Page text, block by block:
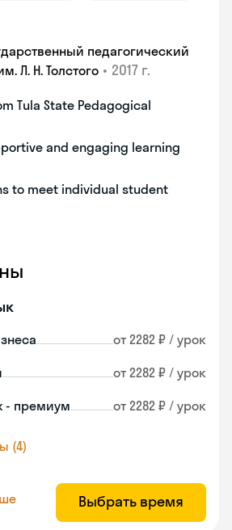
педагогический
Л. Н. Толстого • 2017 г.
Tula State Pedagogical
and engaging learning
to meet individual student
от 2282 ₽ / урок
от 2282 ₽ / урок
- премиум от 2282 ₽ / урок
(4)
Выбрать время